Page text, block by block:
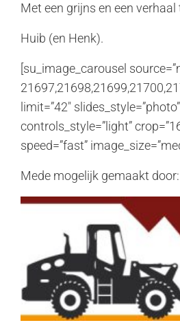
Met een grijns en een verhaal
Huib (en Henk).
[su_image_carousel
limit=”42″ slides_style=”photo”
controls_style=”light”
speed=”fast”
Mede mogelijk gemaakt door: